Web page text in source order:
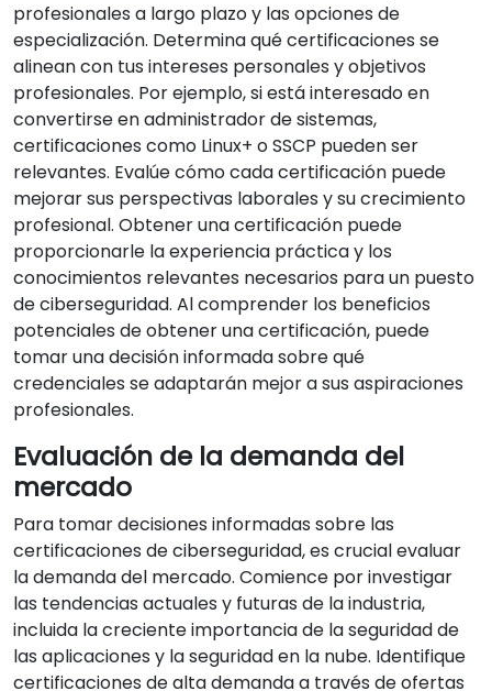
profesionales a largo plazo y las opciones de
especialización. Determina qué certificaciones se
alinean con tus intereses personales y objetivos
profesionales. Por ejemplo, si está interesado en
convertirse en administrador de sistemas,
certificaciones como Linux+ o SSCP pueden ser
relevantes. Evalúe cómo cada certificación puede
mejorar sus perspectivas laborales y su crecimiento
profesional. Obtener una certificación puede
proporcionarle la experiencia práctica y los
conocimientos relevantes necesarios para un puesto
de ciberseguridad. Al comprender los beneficios
potenciales de obtener una certificación, puede
tomar una decisión informada sobre qué
credenciales se adaptarán mejor a sus aspiraciones
profesionales.
Evaluación de la demanda del
mercado
Para tomar decisiones informadas sobre las
certificaciones de ciberseguridad, es crucial evaluar
la demanda del mercado. Comience por investigar
las tendencias actuales y futuras de la industria,
incluida la creciente importancia de la seguridad de
las aplicaciones y la seguridad en la nube. Identifique
certificaciones de alta demanda a través de ofertas